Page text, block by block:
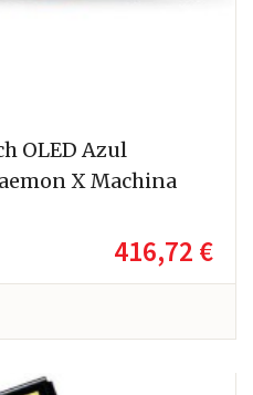
OLED Azul
X Machina
416,72 €